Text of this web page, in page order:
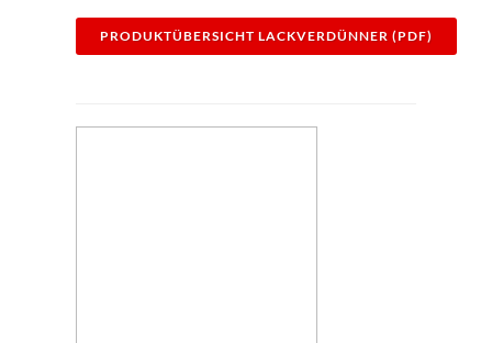
PRODUKTÜBERSICHT LACKVERDÜNNER (PDF)